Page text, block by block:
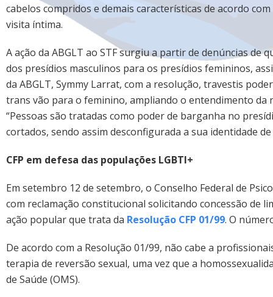
cabelos compridos e demais características de acordo
visita íntima.
A ação da ABGLT ao STF surgiu a partir de denúncias
dos presídios masculinos para os presídios femininos,
da ABGLT, Symmy Larrat, com a resolução, travestis
trans vão para o feminino, ampliando o entendimento da
“Pessoas são tratadas como poder de barganha no
cortados, sendo assim desconfigurada a sua identidade
CFP em defesa das populações LGBTI+
Em setembro 12 de setembro, o Conselho Federal de
com reclamação constitucional solicitando concessão de
ação popular que trata da Resolução CFP 01/99. O
De acordo com a Resolução 01/99, não cabe a
terapia de reversão sexual, uma vez que a
de Saúde (OMS).